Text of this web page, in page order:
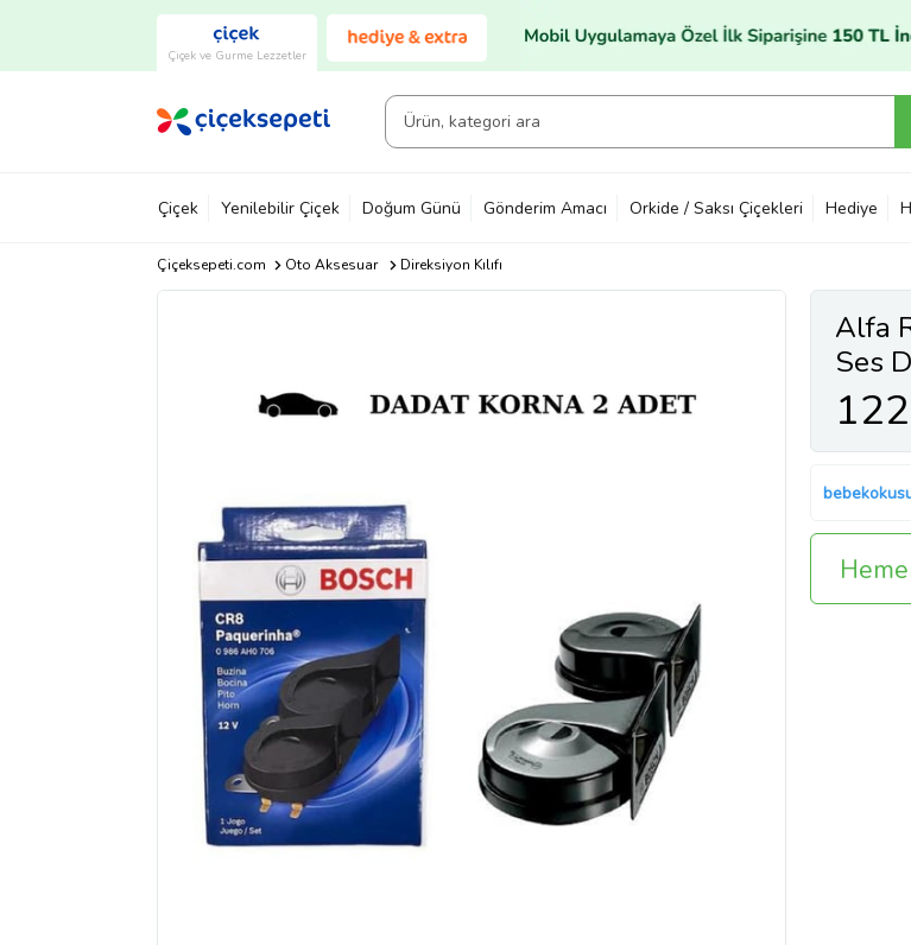
Çiçek ve Gurme Lezzetler
Çiçek Yenilebilir Çiçek Doğum Günü Gönderim Amacı Orkide / Saksı Çiçekleri Hediye
Çiçeksepeti.com Oto Aksesuar Direksiyon Kılıfı
Alfa
Ses